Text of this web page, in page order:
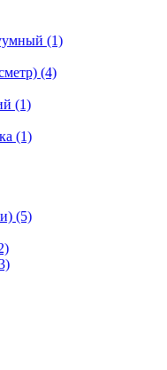
(1)
(4)
(1)
(1)
(5)